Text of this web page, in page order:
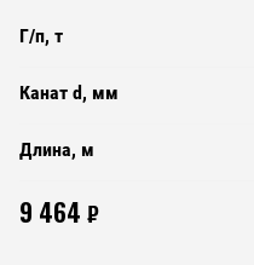
Г/п, т
Канат d, мм
Длина, м
9 464 ₽